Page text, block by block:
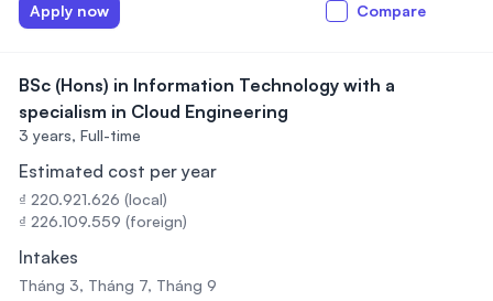
Apply now Compare
BSc (Hons) in Information Technology with a
specialism in Cloud Engineering
3 years, Full-time
Estimated cost per year
₫ 220.921.626 (local)
₫ 226.109.559 (foreign)
Intakes
Tháng 3, Tháng 7, Tháng 9